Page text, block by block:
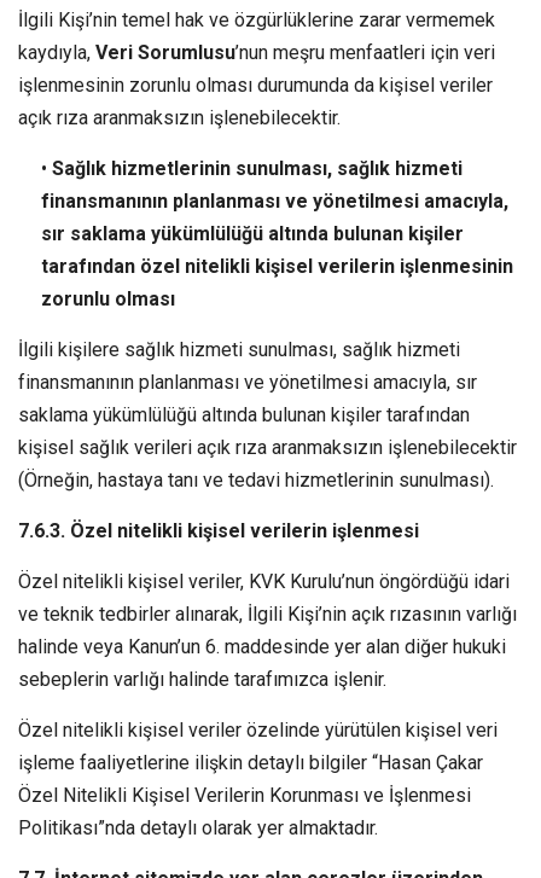
İlgili Kişi’nin temel hak ve özgürlüklerine zarar vermemek
kaydıyla, Veri Sorumlusu’nun meşru menfaatleri için veri
işlenmesinin zorunlu olması durumunda da kişisel veriler
açık rıza aranmaksızın işlenebilecektir.
• Sağlık hizmetlerinin sunulması, sağlık hizmeti
finansmanının planlanması ve yönetilmesi amacıyla,
sır saklama yükümlülüğü altında bulunan kişiler
tarafından özel nitelikli kişisel verilerin işlenmesinin
zorunlu olması
İlgili kişilere sağlık hizmeti sunulması, sağlık hizmeti
finansmanının planlanması ve yönetilmesi amacıyla, sır
saklama yükümlülüğü altında bulunan kişiler tarafından
kişisel sağlık verileri açık rıza aranmaksızın işlenebilecektir
(Örneğin, hastaya tanı ve tedavi hizmetlerinin sunulması).
7.6.3. Özel nitelikli kişisel verilerin işlenmesi
Özel nitelikli kişisel veriler, KVK Kurulu’nun öngördüğü idari
ve teknik tedbirler alınarak, İlgili Kişi’nin açık rızasının varlığı
halinde veya Kanun’un 6. maddesinde yer alan diğer hukuki
sebeplerin varlığı halinde tarafımızca işlenir.
Özel nitelikli kişisel veriler özelinde yürütülen kişisel veri
işleme faaliyetlerine ilişkin detaylı bilgiler “Hasan Çakar
Özel Nitelikli Kişisel Verilerin Korunması ve İşlenmesi
Politikası”nda detaylı olarak yer almaktadır.